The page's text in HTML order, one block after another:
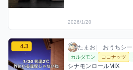
2026/1/20
たまおのココナッツミックスを見
4.3 たまお / おうちシ
たまお| おうちシ
利用フレーバー
カルダモン ココナッツ
コメント
シナモンロールMIX
評価